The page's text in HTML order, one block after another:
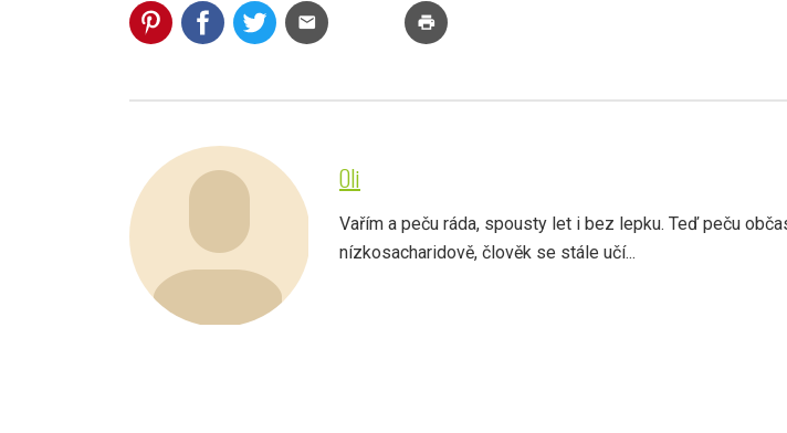
mail print
Oli
Vařím a peču ráda, spousty let i bez lepku. Teď peču
nízkosacharidově, člověk se stále učí...